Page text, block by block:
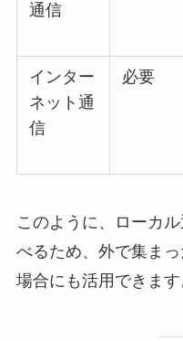
通信
インター
ネット通
信
必要
このように、ローカ
べるため、外で集ま
場合にも活用できます